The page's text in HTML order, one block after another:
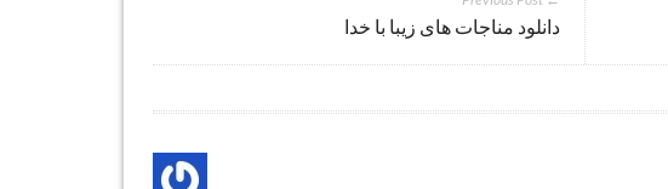
دانلود مناجات های زیبا با خدا